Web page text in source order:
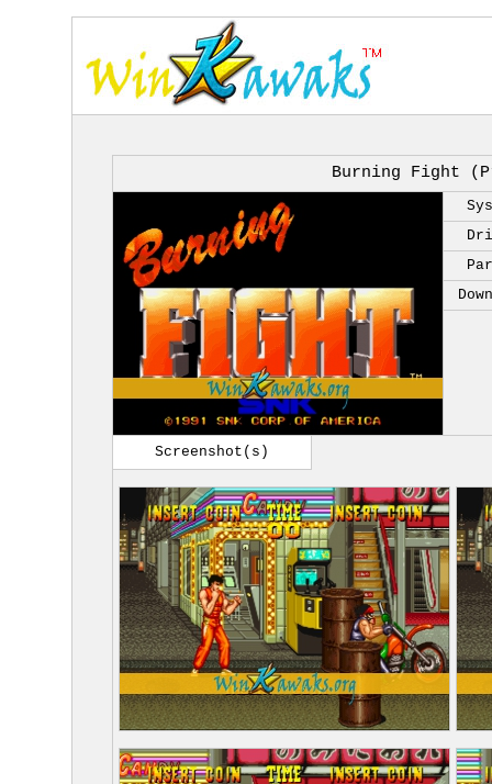
Burning Fight
Screenshot(s)